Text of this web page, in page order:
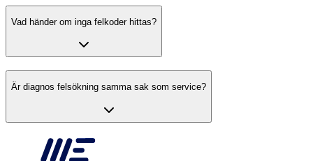
Vad händer om inga felkoder hittas?
Är diagnos felsökning samma sak som service?